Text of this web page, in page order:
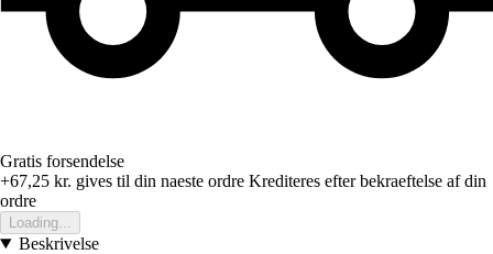
Gratis forsendelse
+67,25 kr. gives til din naeste ordre Krediteres efter bekraeftelse af din
ordre
Loading...
Beskrivelse